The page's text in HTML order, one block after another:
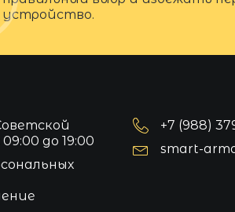
устройство.
до 19:00
+7 (988)
smart-